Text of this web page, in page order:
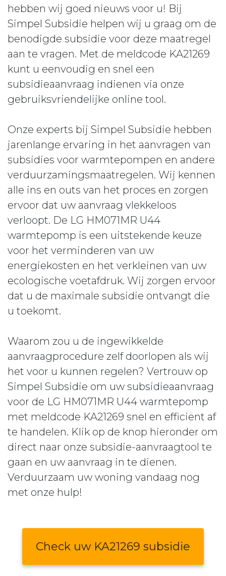
hebben wij goed nieuws voor u! Bij
Simpel Subsidie helpen wij u graag om de
benodigde subsidie voor deze maatregel
aan te vragen. Met de meldcode KA21269
kunt u eenvoudig en snel een
subsidieaanvraag indienen via onze
gebruiksvriendelijke online tool.
Onze experts bij Simpel Subsidie hebben
jarenlange ervaring in het aanvragen van
subsidies voor warmtepompen en andere
verduurzamingsmaatregelen. Wij kennen
alle ins en outs van het proces en zorgen
ervoor dat uw aanvraag vlekkeloos
verloopt. De LG HM071MR U44
warmtepomp is een uitstekende keuze
voor het verminderen van uw
energiekosten en het verkleinen van uw
ecologische voetafdruk. Wij zorgen ervoor
dat u de maximale subsidie ontvangt die
u toekomt.
Waarom zou u de ingewikkelde
aanvraagprocedure zelf doorlopen als wij
het voor u kunnen regelen? Vertrouw op
Simpel Subsidie om uw subsidieaanvraag
voor de LG HM071MR U44 warmtepomp
met meldcode KA21269 snel en efficiënt af
te handelen. Klik op de knop hieronder om
direct naar onze subsidie-aanvraagtool te
gaan en uw aanvraag in te dienen.
Verduurzaam uw woning vandaag nog
met onze hulp!
Check uw KA21269 subsidie